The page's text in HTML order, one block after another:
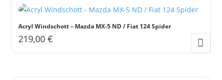
auf
Produktseite
gewählt
mehrere
Varianten
auf.
Acryl Windschott – Mazda MX-5 ND / Fiat 124 Spider
219,00€